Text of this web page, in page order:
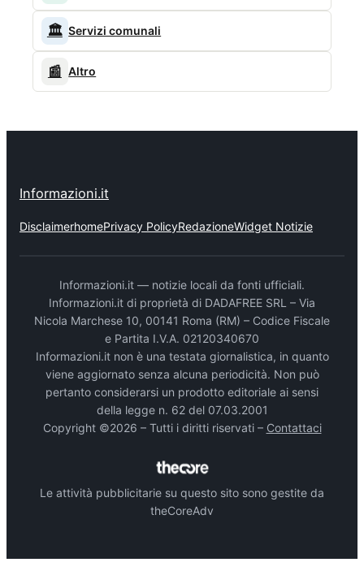
🏛️ Servizi comunali
📰 Altro
Informazioni.it
DisclaimerhomePrivacy PolicyRedazioneWidget Notizie
Informazioni.it — notizie locali da fonti ufficiali.
Informazioni.it di proprietà di DADAFREE SRL – Via
Nicola Marchese 10, 00141 Roma (RM) – Codice Fiscale
e Partita I.V.A. 02120340670
Informazioni.it non è una testata giornalistica, in quanto
viene aggiornato senza alcuna periodicità. Non può
pertanto considerarsi un prodotto editoriale ai sensi
della legge n. 62 del 07.03.2001
Copyright ©2026 – Tutti i diritti riservati – Contattaci
Le attività pubblicitarie su questo sito sono gestite da
theCoreAdv